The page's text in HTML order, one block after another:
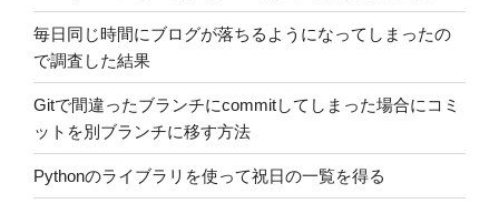
毎日同じ時間にブログが落ちるようになってしまったの
で調査した結果
Gitで間違ったブランチにcommitしてしまった場合にコミ
ットを別ブランチに移す方法
Pythonのライブラリを使って祝日の一覧を得る